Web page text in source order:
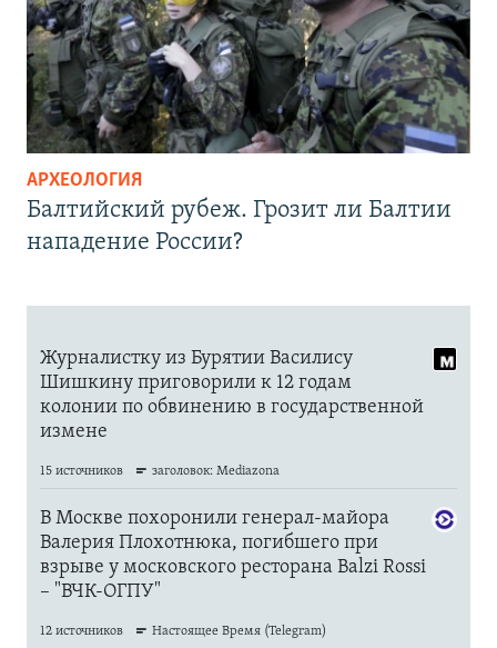
АРХЕОЛОГИЯ
Балтийский рубеж. Грозит ли Балтии
нападение России?